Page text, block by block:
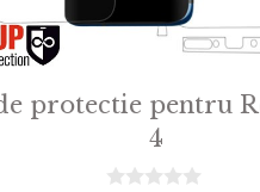
protectie pentru
4